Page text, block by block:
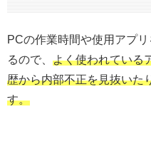
PCの作業時間や使用アプ
るので、 よく使われている
歴から内部不正を見抜いた
す。